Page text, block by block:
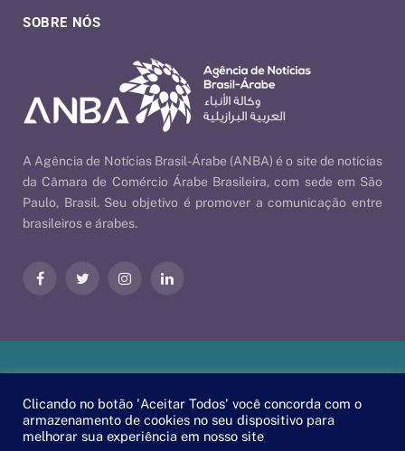
SOBRE NÓS
A Agência de Notícias Brasil-Árabe (ANBA) é o site de notícias
da Câmara de Comércio Árabe Brasileira, com sede em São
Paulo, Brasil. Seu objetivo é promover a comunicação entre
brasileiros e árabes.
FacebookTwitter InstagramLinkedIn
Árabe | ByEscaEsco.
Clicando no botão 'Aceitar Todos' você concorda com o
armazenamento de cookies no seu dispositivo para
melhorar sua experiência em nosso site